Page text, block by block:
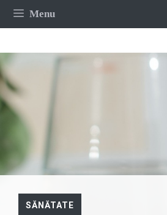
Sari
Menu
SĂNĂTATE